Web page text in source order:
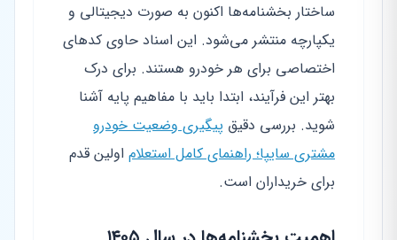
ساختار بخشنامه‌ها اکنون به صورت دیجیتالی و
یکپارچه منتشر می‌شود. این اسناد حاوی کدهای
اختصاصی برای هر خودرو هستند. برای درک
بهتر این فرآیند، ابتدا باید با مفاهیم پایه آشنا
شوید. بررسی دقیق پیگیری وضعیت خودرو
مشتری سایپا؛ راهنمای کامل استعلام اولین قدم
برای خریداران است.